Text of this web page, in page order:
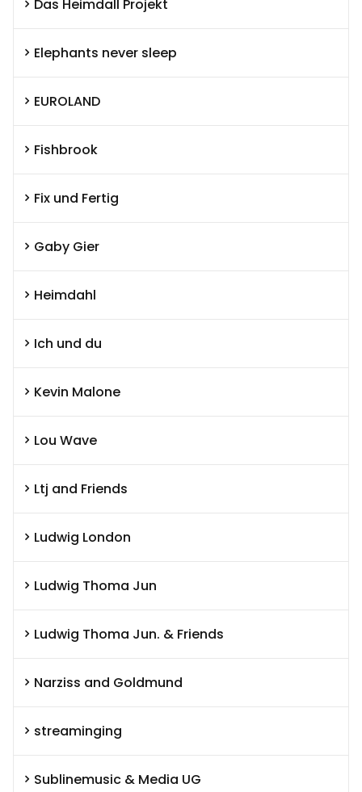
Das Heimdall Projekt
Elephants never sleep
EUROLAND
Fishbrook
Fix und Fertig
Gaby Gier
Heimdahl
Ich und du
Kevin Malone
Lou Wave
Ltj and Friends
Ludwig London
Ludwig Thoma Jun
Ludwig Thoma Jun. & Friends
Narziss and Goldmund
streaminging
Sublinemusic & Media UG